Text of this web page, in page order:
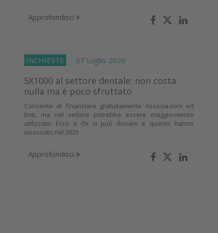
Approfondisci
INCHIESTE 07 Luglio 2026
5X1000 al settore dentale: non costa
nulla ma è poco sfruttato
Consente di finanziare gratuitamente Associazioni ed
Enti, ma nel settore potrebbe essere maggiormente
utilizzato. Ecco a chi si può donare e quanto hanno
incassato nel 2025
Approfondisci